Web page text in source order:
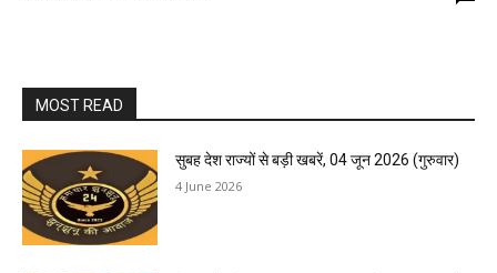
MOST READ
सुबह देश राज्यों से बड़ी खबरें, 04 जून 2026 (गुरुवार)
4 June 2026